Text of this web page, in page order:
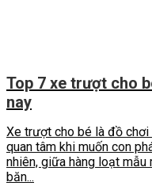
Top 7 xe trượt cho
nay
Xe trượt cho bé là đồ
quan tâm khi muốn con
nhiên, giữa hàng loạt
băn...